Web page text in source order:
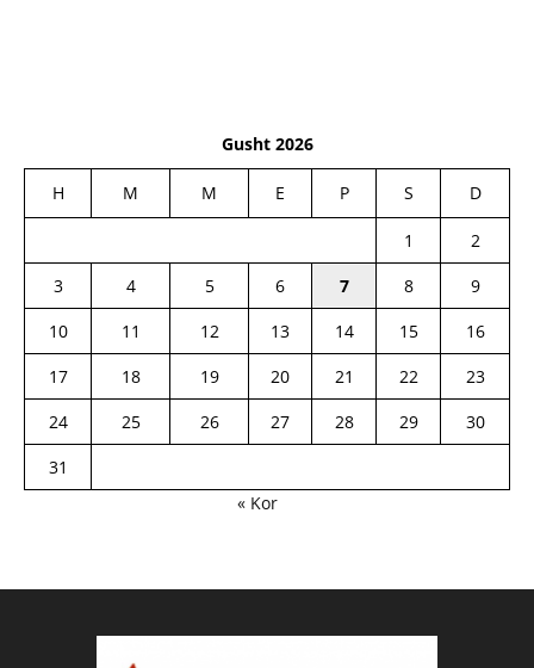
Gusht 2026
H M M E P S D
1
2
3
4 5 6 7 8
9
10
11 12 13 14 15
16
17
18 19 20 21 22
23
24
25 26 27 28 29
30
31
« Kor